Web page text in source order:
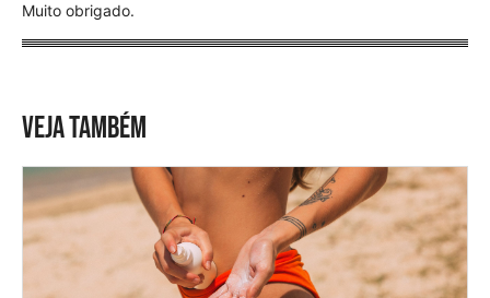
Muito obrigado.
VEJA TAMBÉM